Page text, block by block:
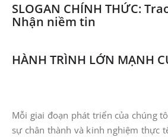
SLOGAN CHÍNH THỨC:
Nhận niềm tin
HÀNH TRÌNH LỚN MẠNH
Mỗi giai đoạn phát triển của chúng
sự chân thành và kinh nghiệm thực